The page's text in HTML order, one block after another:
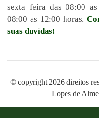
sexta feira das 08:00
08:00 as 12:00 horas.
suas dúvidas!
© copyright 2026 direitos
Lopes de